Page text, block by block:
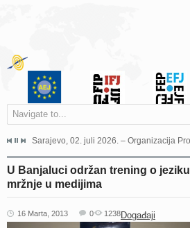
Navigate to...
Grada Sarajeva povodom Dana Sarajeva
Sarajevo, 02. juli 2026. – Organizacija
U Banjaluci održan trening o jeziku
mržnje u medijima
16 Marta, 2013 Događaji
0 1238